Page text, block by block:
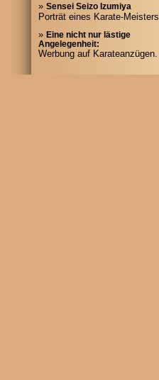
» Sensei Seizo Izumiya
Porträt eines Karate-Meisters
» Eine nicht nur lästige
Angelegenheit:
Werbung auf Karateanzügen.